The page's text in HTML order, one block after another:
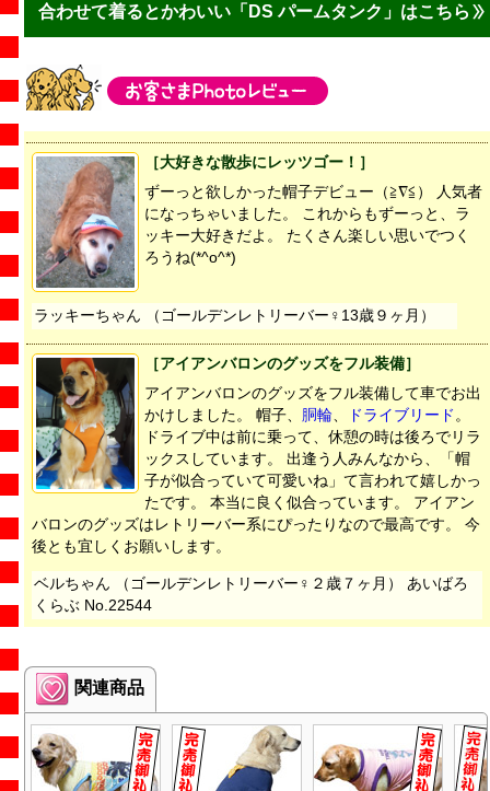
合わせて着るとかわいい「DS パームタンク」はこちら
［大好きな散歩にレッツゴー！］
ずーっと欲しかった帽子デビュー（≧∇≦） 人気者
になっちゃいました。 これからもずーっと、ラ
ッキー大好きだよ。 たくさん楽しい思いでつく
ろうね(*^o^*)
ラッキーちゃん （ゴールデンレトリーバー♀13歳９ヶ月）
［アイアンバロンのグッズをフル装備］
アイアンバロンのグッズをフル装備して車でお出
かけしました。 帽子、 胴輪、 ドライブリード 。
ドライブ中は前に乗って、休憩の時は後ろでリラ
ックスしています。 出逢う人みんなから、「帽
子が似合っていて可愛いね」て言われて嬉しかっ
たです。 本当に良く似合っています。 アイアン
バロンのグッズはレトリーバー系にぴったりなので最高です。 今
後とも宜しくお願いします。
ベルちゃん （ゴールデンレトリーバー♀２歳７ヶ月） あいばろ
くらぶ No.22544
関連商品